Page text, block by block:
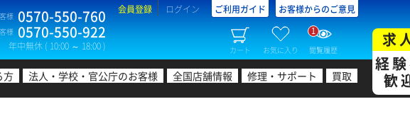
様 0570-550-760
様 0570-550-922
年中無休 ( 10:00 ～ 18:00 )
会員登録 ログイン ご利用ガイド お客様からのご意見
カート お気に入り 閲覧履歴
1
方 法人・学校・官公庁のお客様 全国店舗情報 修理・サポート 買取
求
経
歓